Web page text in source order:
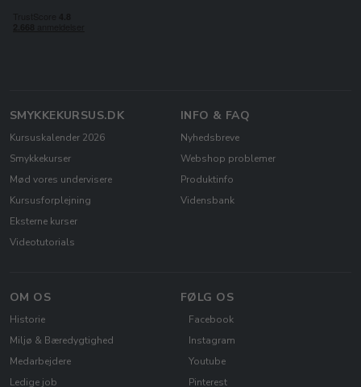
SMYKKEKURSUS.DK
Kursuskalender 2026
Smykkekurser
Mød vores undervisere
Kursusforplejning
Eksterne kurser
Videotutorials
INFO & FAQ
Nyhedsbreve
Webshop problemer
Produktinfo
Vidensbank
OM OS
Historie
Miljø & Bæredygtighed
Medarbejdere
Ledige job
FØLG OS
Facebook
Instagram
Youtube
Pinterest